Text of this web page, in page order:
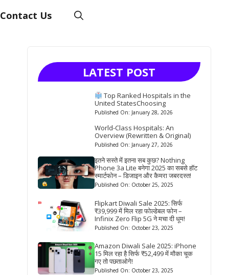
Contact Us
LATEST POST
Top Ranked Hospitals in the
United StatesChoosing
Published On: January 28, 2026
World-Class Hospitals: An
Overview (Rewritten & Original)
Published On: January 27, 2026
इतने सस्ते में इतना सब कुछ? Nothing
Phone 3a Lite बनेगा 2025 का सबसे हॉट
स्मार्टफोन – डिजाइन और कैमरा जबरदस्त!
Published On: October 25, 2025
Flipkart Diwali Sale 2025: सिर्फ
₹39,999 में मिल रहा फोल्डेबल फोन –
Infinix Zero Flip 5G ने मचा दी धूम!
Published On: October 23, 2025
Amazon Diwali Sale 2025: iPhone
15 मिल रहा है सिर्फ ₹52,499 में मौका चूक
गए तो पछताओगे!
Published On: October 23, 2025